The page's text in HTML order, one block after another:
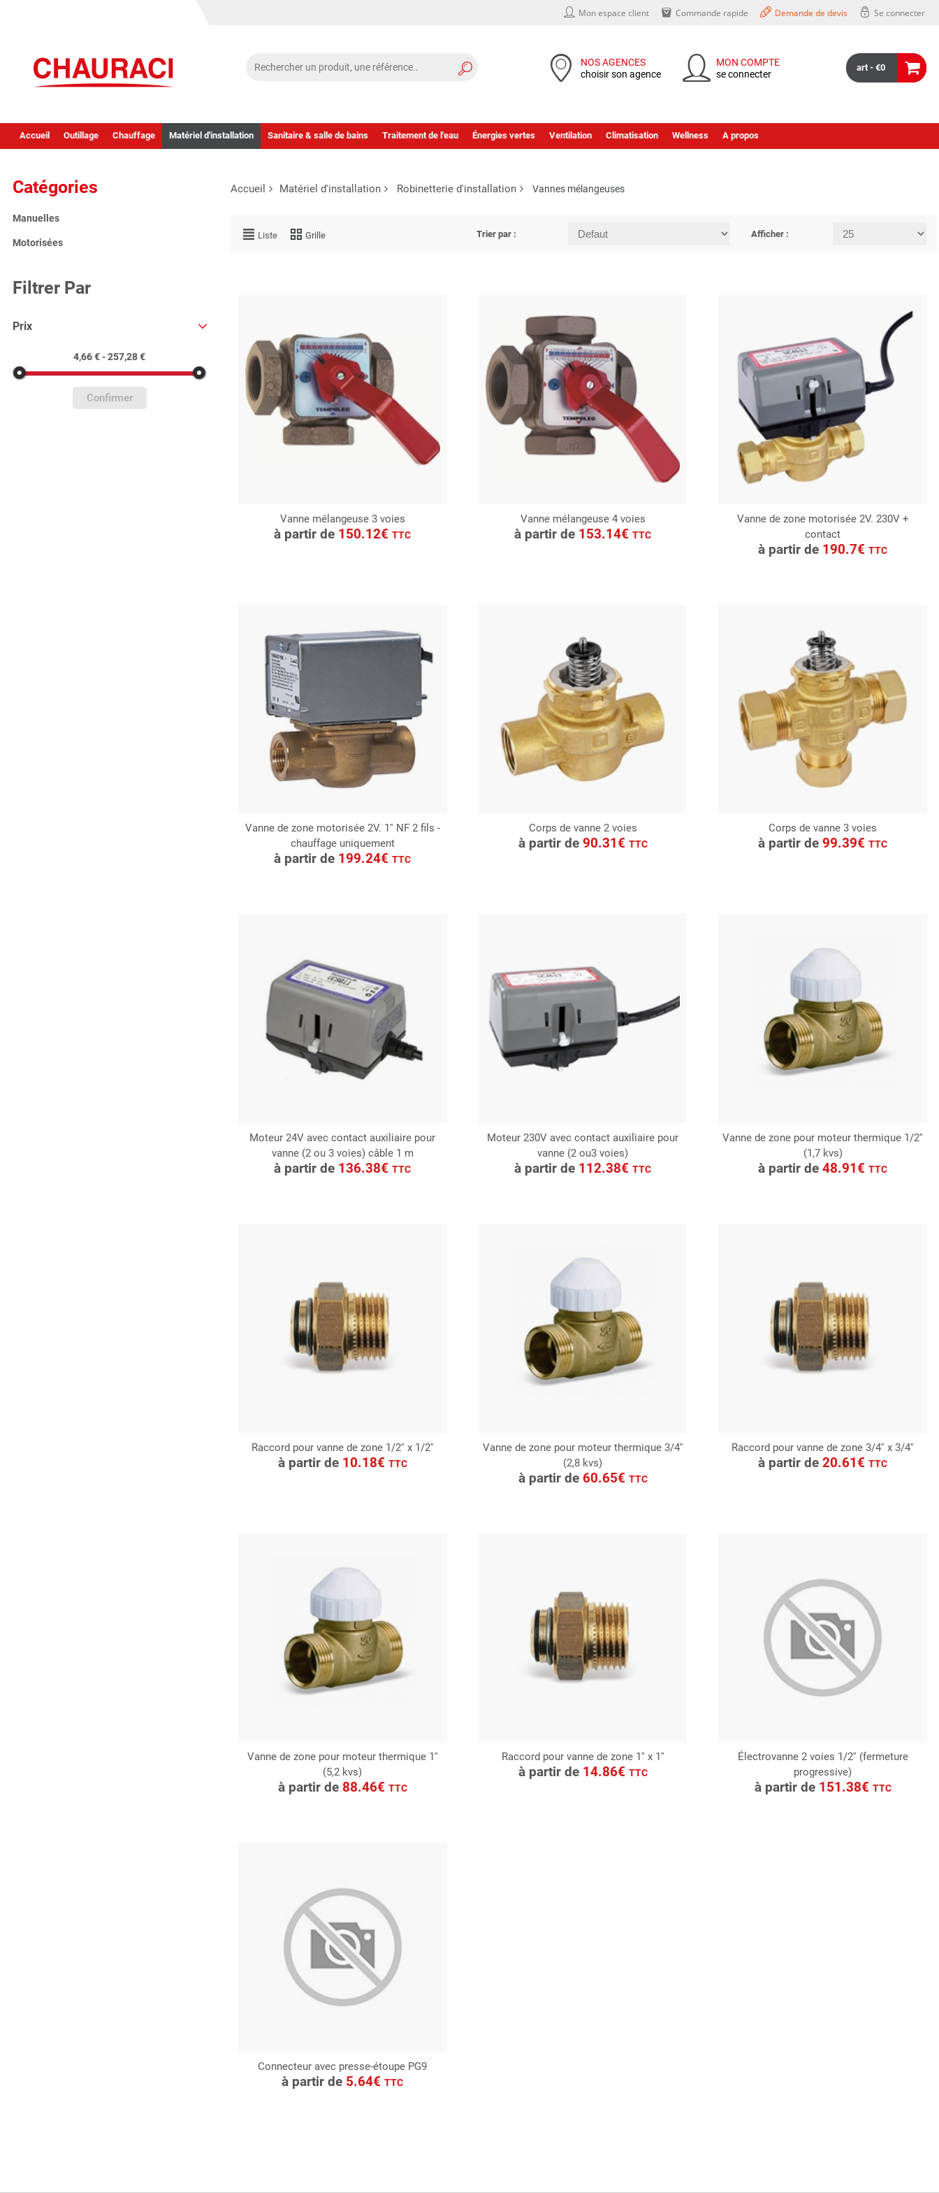
Mon espace client Commande rapide Demande de devis Se connecter
NOS AGENCES
choisir son agence
MON COMPTE
se connecter
art - €0
Accueil Outillage Chauffage Matériel d'installation Sanitaire & salle de bains Traitement de l'eau Énergies vertes Ventilation Climatisation Wellness A propos
Catégories
Manuelles
Motorisées
Filtrer Par
Prix
4,66 € - 257,28 €
Confirmer
Accueil Matériel d'installation Robinetterie d'installation Vannes mélangeuses
Liste Grille Trier par : Afficher :
Vanne mélangeuse 3 voies
à partir de 150.12€TTC
CONSULTER
Demande de devis
Vanne mélangeuse 4 voies
à partir de 153.14€TTC
CONSULTER
Demande de devis
Vanne de zone motorisée 2V. 230V +
contact
à partir de 190.7€TTC
CONSULTER
Demande de devis
Vanne de zone motorisée 2V. 1'' NF 2 fils -
chauffage uniquement
à partir de 199.24€TTC
CONSULTER
Demande de devis
Corps de vanne 2 voies
à partir de 90.31€ TTC
CONSULTER
Demande de devis
Corps de vanne 3 voies
à partir de99.39€TTC
CONSULTER
Demande de devis
Moteur 24V avec contact auxiliaire pour
vanne (2 ou 3 voies) câble 1 m
à partir de 136.38€TTC
CONSULTER
Demande de devis
Moteur 230V avec contact auxiliaire pour
vanne (2 ou3 voies)
à partir de 112.38€TTC
CONSULTER
Demande de devis
Vanne de zone pour moteur thermique 1/2''
(1,7 kvs)
à partir de48.91€TTC
CONSULTER
Demande de devis
Raccord pour vanne de zone 1/2'' x 1/2''
à partir de 10.18€ TTC
CONSULTER
Demande de devis
Vanne de zone pour moteur thermique 3/4''
(2,8 kvs)
à partir de 60.65€ TTC
CONSULTER
Demande de devis
Raccord pour vanne de zone 3/4'' x 3/4''
à partir de20.61€TTC
CONSULTER
Demande de devis
Vanne de zone pour moteur thermique 1''
(5,2 kvs)
à partir de 88.46€ TTC
CONSULTER
Demande de devis
Raccord pour vanne de zone 1'' x 1''
à partir de 14.86€ TTC
CONSULTER
Demande de devis
Électrovanne 2 voies 1/2'' (fermeture
progressive)
à partir de 151.38€ TTC
CONSULTER
Demande de devis
Connecteur avec presse-étoupe PG9
à partir de 5.64€TTC
CONSULTER
Demande de devis